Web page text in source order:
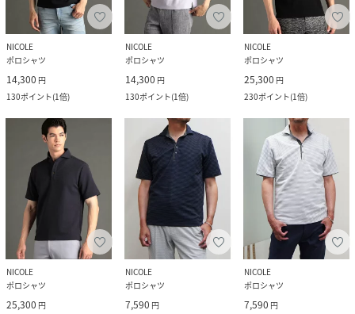
NICOLE
ポロシャツ
14,300 円
130ポイント(1倍)
NICOLE
ポロシャツ
14,300 円
130ポイント(1倍)
NICOLE
ポロシャツ
25,300 円
230ポイント(1倍)
NICOLE
ポロシャツ
25,300 円
NICOLE
ポロシャツ
7,590 円
NICOLE
ポロシャツ
7,590 円